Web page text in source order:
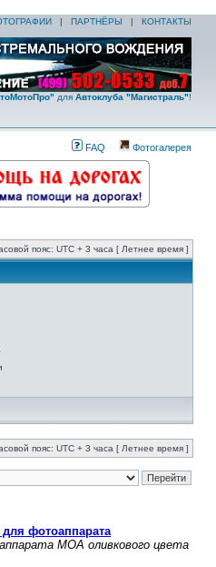
| ПАРТНЁРЫ | КОНТАКТЫ
для Автоклуба "Магистраль"!
FAQ Фотогалерея
пояс: UTC + 3 часа [ Летнее время ]
пояс: UTC + 3 часа [ Летнее время ]